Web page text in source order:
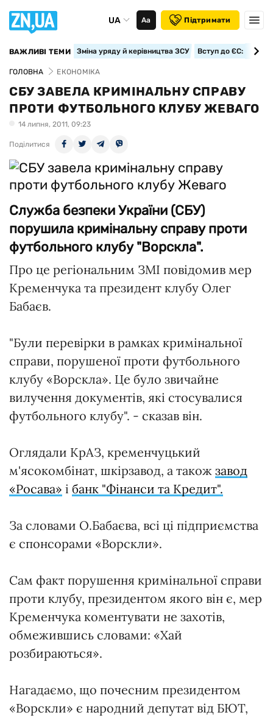
UA Аа Підтримати
ВАЖЛИВІ ТЕМИ Зміна уряду й керівництва ЗСУ Вступ до ЄС:
ГОЛОВНА ЕКОНОМІКА
СБУ ЗАВЕЛА КРИМІНАЛЬНУ СПРАВУ
ПРОТИ ФУТБОЛЬНОГО КЛУБУ ЖЕВАГО
14 липня, 2011, 09:23
Поділитися
Служба безпеки України (СБУ)
порушила кримінальну справу проти
футбольного клубу "Ворскла".
Про це регіональним ЗМІ повідомив мер
Кременчука та президент клубу Олег
Бабаєв.
"Були перевірки в рамках кримінальної
справи, порушеної проти футбольного
клубу «Ворскла». Це було звичайне
вилучення документів, які стосувалися
футбольного клубу". - сказав він.
Оглядали КрАЗ, кременчуцький
м'ясокомбінат, шкірзавод, а також завод
«Росава» і банк "Фінанси та Кредит".
За словами О.Бабаєва, всі ці підприємства
є спонсорами «Ворскли».
Сам факт порушення кримінальної справи
проти клубу, президентом якого він є, мер
Кременчука коментувати не захотів,
обмежившись словами: «Хай
розбираються».
Нагадаємо, що почесним президентом
«Ворскли» є народний депутат від БЮТ,